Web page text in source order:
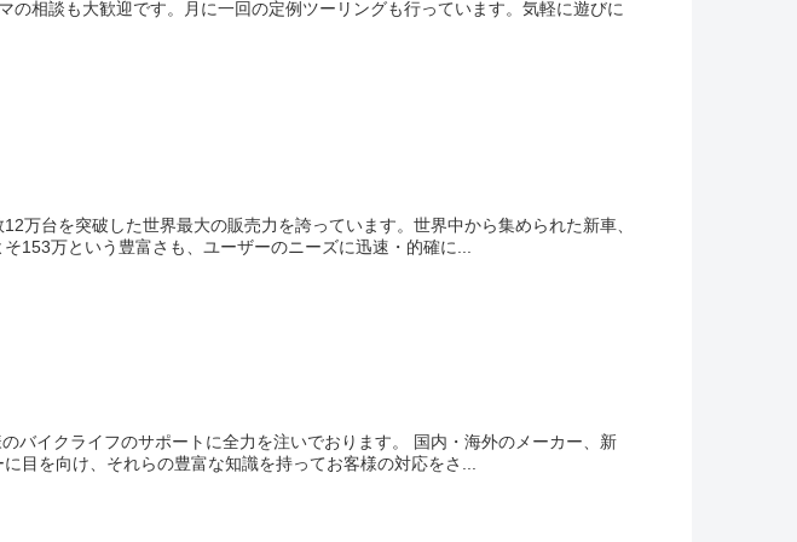
相談も大歓迎です。月に一回の定例ツーリングも行っています。気軽に遊びに
万台を突破した世界最大の販売力を誇っています。世界中から集められた新車、
153万という豊富さも、ユーザーのニーズに迅速・的確に...
バイクライフのサポートに全力を注いでおります。 国内・海外のメーカー、新
目を向け、それらの豊富な知識を持ってお客様の対応をさ...